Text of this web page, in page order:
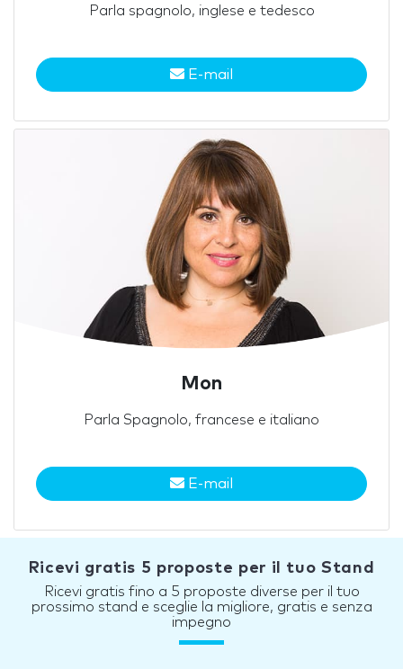
Parla spagnolo, inglese e tedesco
E-mail
Mon
Parla Spagnolo, francese e italiano
E-mail
Ricevi gratis 5 proposte per il tuo Stand
Ricevi gratis fino a 5 proposte diverse per il tuo
prossimo stand e sceglie la migliore, gratis e senza
impegno